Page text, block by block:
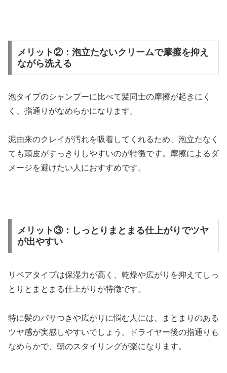
メリット②：泡立たないクリームで摩擦を抑え
ながら洗える
泡タイプのシャンプーに比べて髪同士の摩擦が起きにく
く、指通りがなめらかになります。
泥由来のクレイが汚れを吸着してくれるため、泡立たなく
ても頭皮がすっきりしやすいのが特徴です。摩擦によるダ
メージを避けたい人におすすめです。
メリット③：しっとりまとまる仕上がりでツヤ
が出やすい
リペアタイプは保湿力が高く、乾燥や広がりを抑えてしっ
とりとまとまる仕上がりが特徴です。
特に髪のパサつきや広がりに悩む人には、まとまりのある
ツヤ感が実感しやすいでしょう。ドライヤー後の指通りも
なめらかで、朝のスタイリングが楽になります。